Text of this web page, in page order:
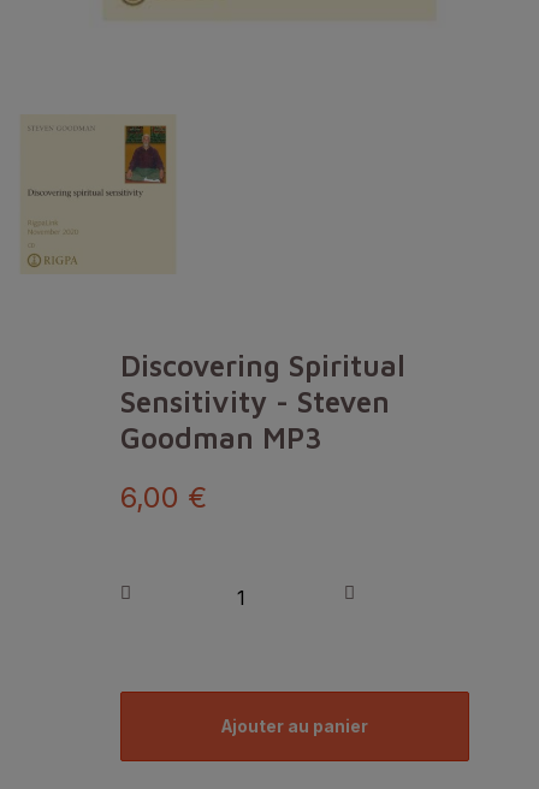
Discovering Spiritual
Sensitivity - Steven
Goodman MP3
6,00 €
ajouter au panier